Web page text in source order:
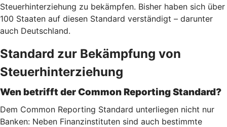
Steuerhinterziehung zu bekämpfen. Bisher haben sich über
100 Staaten auf diesen Standard verständigt – darunter
auch Deutschland.
Standard zur Bekämpfung von
Steuerhinterziehung
Wen betrifft der Common Reporting Standard?
Dem Common Reporting Standard unterliegen nicht nur
Banken: Neben Finanzinstituten sind auch bestimmte